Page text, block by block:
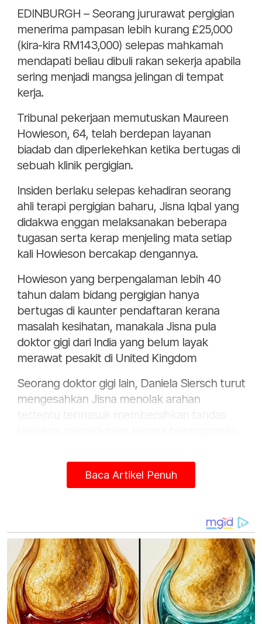
EDINBURGH – Seorang jururawat pergigian
menerima pampasan lebih kurang £25,000
(kira-kira RM143,000) selepas mahkamah
mendapati beliau dibuli rakan sekerja apabila
sering menjadi mangsa jelingan di tempat
kerja.
Tribunal pekerjaan memutuskan Maureen
Howieson, 64, telah berdepan layanan
biadab dan diperlekehkan ketika bertugas di
sebuah klinik pergigian.
Insiden berlaku selepas kehadiran seorang
ahli terapi pergigian baharu, Jisna Iqbal yang
didakwa enggan melaksanakan beberapa
tugasan serta kerap menjeling mata setiap
kali Howieson bercakap dengannya.
Howieson yang berpengalaman lebih 40
tahun dalam bidang pergigian hanya
bertugas di kaunter pendaftaran kerana
masalah kesihatan, manakala Jisna pula
doktor gigi dari India yang belum layak
merawat pesakit di United Kingdom
Seorang doktor gigi lain, Daniela Siersch turut
mengesahkan Jisna menolak arahan
Situasi tegang itu akhirnya menyebabkan
Howieson mengalami serangan panik hingga
mengambil keputusan meletakkan jawatan
pada Oktober 2024.
Baca Artikel Penuh